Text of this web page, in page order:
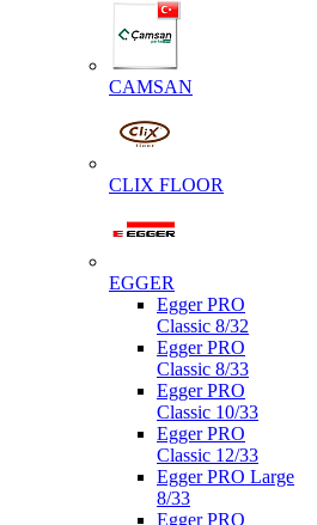
CAMSAN
CLIX FLOOR
EGGER
Egger PRO
Classic 8/32
Egger PRO
Classic 8/33
Egger PRO
Classic 10/33
Egger PRO
Classic 12/33
Egger PRO Large
8/33
Egger PRO